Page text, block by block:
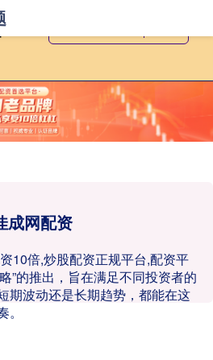
成网配资
10倍,炒股配资正规平台,配资平
”的推出，旨在满足不同投资者的
期波动还是长期趋势，都能在这